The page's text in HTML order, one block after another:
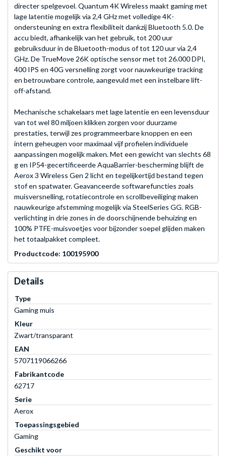
directer spelgevoel. Quantum 4K Wireless maakt gaming met
lage latentie mogelijk via 2,4 GHz met volledige 4K-
ondersteuning en extra flexibiliteit dankzij Bluetooth 5.0. De
accu biedt, afhankelijk van het gebruik, tot 200 uur
gebruiksduur in de Bluetooth-modus of tot 120 uur via 2,4
GHz. De TrueMove 26K optische sensor met tot 26.000 DPI,
400 IPS en 40G versnelling zorgt voor nauwkeurige tracking
en betrouwbare controle, aangevuld met een instelbare lift-
off-afstand.
Mechanische schakelaars met lage latentie en een levensduur
van tot wel 80 miljoen klikken zorgen voor duurzame
prestaties, terwijl zes programmeerbare knoppen en een
intern geheugen voor maximaal vijf profielen individuele
aanpassingen mogelijk maken. Met een gewicht van slechts 68
g en IP54-gecertificeerde AquaBarrier-bescherming blijft de
Aerox 3 Wireless Gen 2 licht en tegelijkertijd bestand tegen
stof en spatwater. Geavanceerde softwarefuncties zoals
muisversnelling, rotatiecontrole en scrollbeveiliging maken
nauwkeurige afstemming mogelijk via SteelSeries GG. RGB-
verlichting in drie zones in de doorschijnende behuizing en
100% PTFE-muisvoetjes voor bijzonder soepel glijden maken
het totaalpakket compleet.
Productcode: 100195900
Details
Type
Gaming muis
Kleur
Zwart/transparant
EAN
5707119066266
Fabrikantcode
62717
Serie
Aerox
Toepassingsgebied
Gaming
Geschikt voor